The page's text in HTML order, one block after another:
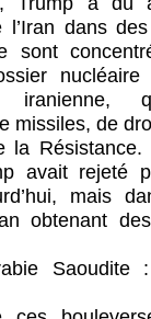
l’Iran dans
sont
iranienne,
missiles, de
la Résistance.
avait rejeté
mais
obtenant
Saoudite